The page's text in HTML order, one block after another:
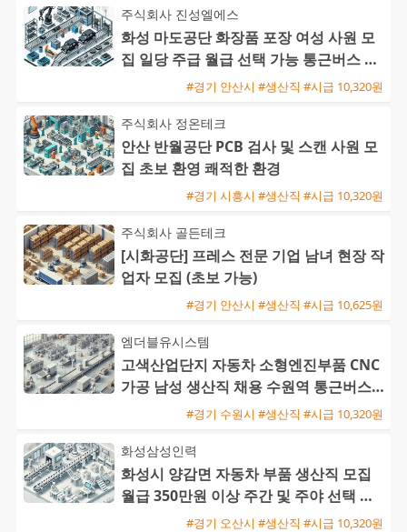
주식회사 진성엘에스
화성 마도공단 화장품 포장 여성 사원 모
집 일당 주급 월급 선택 가능 통근버스 운
#경기 안산시 #생산직 #시급 10,320원
주식회사 정온테크
안산 반월공단 PCB 검사 및 스캔 사원 모
집 초보 환영 쾌적한 환경
#경기 시흥시 #생산직 #시급 10,320원
주식회사 골든테크
[시화공단] 프레스 전문 기업 남녀 현장 작
업자 모집 (초보 가능)
#경기 안산시 #생산직 #시급 10,625원
엠더블유시스템
고색산업단지 자동차 소형엔진부품 CNC
가공 남성 생산직 채용 수원역 통근버스
#경기 수원시 #생산직 #시급 10,320원
화성삼성인력
화성시 양감면 자동차 부품 생산직 모집
월급 350만원 이상 주간 및 주야 선택 가
능 초보 및 외국인 환영
#경기 오산시 #생산직 #시급 10,320원